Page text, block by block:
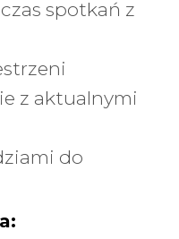
spotkań z
z aktualnymi
do